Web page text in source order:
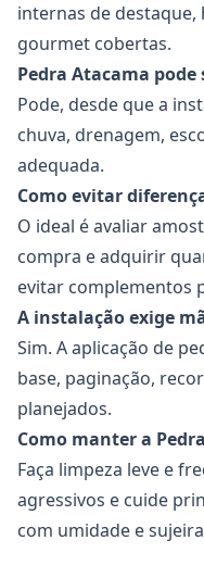
internas de destaque,
gourmet cobertas.
Pedra Atacama
Pode, desde que a
chuva, drenagem,
adequada.
Como evitar
O ideal é avaliar
compra e adquirir
evitar complementos
A instalação exige
Sim. A aplicação de
base, paginação,
planejados.
Como manter a
Faça limpeza leve e
agressivos e cuide
com umidade e